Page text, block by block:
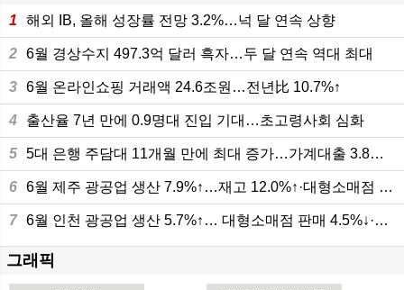
1 해외 IB, 올해 성장률 전망 3.2%…넉 달 연속 상향
2 6월 경상수지 497.3억 달러 흑자…두 달 연속 역대 최대
3 6월 온라인쇼핑 거래액 24.6조원…전년比 10.7%↑
4 출산율 7년 만에 0.9명대 진입 기대…초고령사회 심화
5 5대 은행 주담대 11개월 만에 최대 증가…가계대출 3.8조원 늘어
6 6월 제주 광공업 생산 7.9%↑…재고 12.0%↑·대형소매점 판매 10.8%
7 6월 인천 광공업 생산 5.7%↑… 대형소매점 판매 4.5%↓·건설수주 4.6%↑
그래픽